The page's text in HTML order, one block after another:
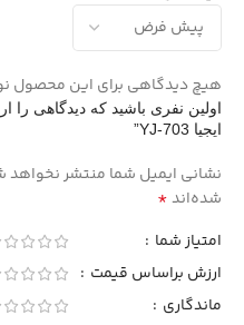
هیچ دیدگاهی برای این محصول
اولین نفری باشید که دیدگاهی را
ایجیا YJ-703”
نشانی ایمیل شما منتشر نخواهد
شده‌اند*
امتیاز شما
ارزش براساس قیمت
ماندگاری